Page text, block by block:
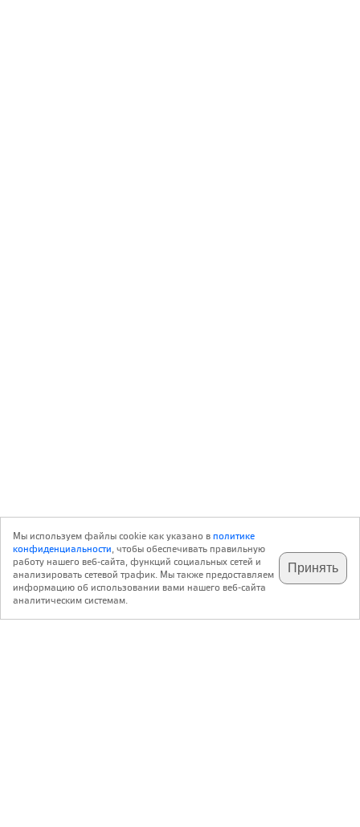
подпишитесь на наш
телеграм @archi_ru
✕
с 20 июля 1999 г.
Мы используем файлы cookie как указано вполитике
конфиденциальности, чтобы обеспечивать правильную
работу нашего веб-сайта, функций социальных сетей и
анализировать сетевой трафик. Мы также предоставляем
информацию об использовании вами нашего веб-сайта
аналитическим системам.
Принять